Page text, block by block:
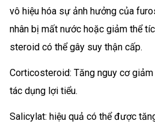
vô hiệu hóa sự ảnh hưởng của
nhân bị mất nước hoặc giảm thể
steroid có thể gây suy thận cấp.
Corticosteroid: Tăng nguy cơ
tác dụng lợi tiểu.
Salicylat: hiệu quả có thể được